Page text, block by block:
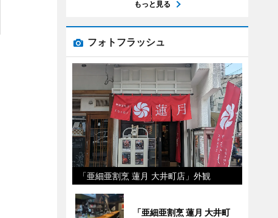
もっと見る
フォトフラッシュ
「亜細亜割烹 蓮月 大井町店」外観
「亜細亜割烹 蓮月 大井町